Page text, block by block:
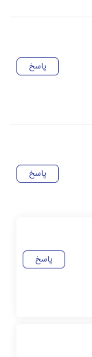
پاسخ
پاسخ
پاسخ